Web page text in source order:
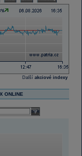
Další akciové indexy
ONLINE
select